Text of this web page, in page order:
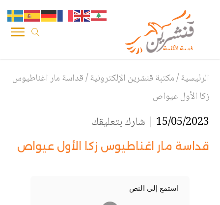
الرئيسية/مكتبة قنشرين الإلكترونية/قداسة مار اغناطيوس
زكا الأول عيواص
15/05/2023 | شارك بتعليقك
قداسة مار اغناطيوس زكا الأول عيواص
استمع إلى النص